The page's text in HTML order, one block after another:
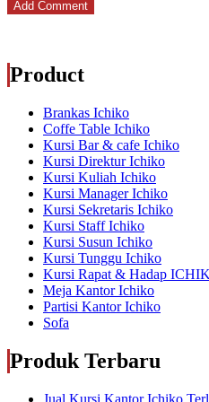
Product
Brankas Ichiko
Coffe Table Ichiko
Kursi Bar & cafe Ichiko
Kursi Direktur Ichiko
Kursi Kuliah Ichiko
Kursi Manager Ichiko
Kursi Sekretaris Ichiko
Kursi Staff Ichiko
Kursi Susun Ichiko
Kursi Tunggu Ichiko
Kursi Rapat & Hadap
Meja Kantor Ichiko
Partisi Kantor Ichiko
Sofa
Produk Terbaru
Jual Kursi Kantor Ichiko